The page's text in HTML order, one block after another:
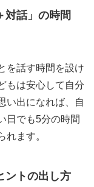
対話」の時間
を話す時間を設け
もは安心して自分
い出になれば、自
日でも5分の時間
れます。
ントの出し方